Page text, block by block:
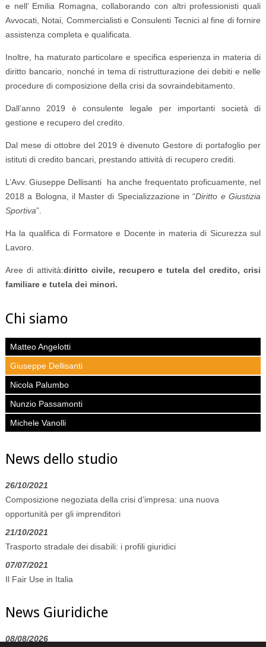
e nell’ Emilia Romagna, collaborando con altri professionisti quali
Avvocati, Notai, Commercialisti e Consulenti Tecnici al fine di fornire
assistenza completa e qualificata.
Inoltre, ha maturato particolare e specifica esperienza in materia di
diritto bancario, nonché in tema di ristrutturazione dei debiti e nelle
procedure di composizione della crisi da sovraindebitamento.
Dall’anno 2019 è consulente legale per importanti società di
gestione e recupero del credito.
Dal mese di ottobre del 2019 è divenuto Gestore di portafoglio per
istituti di credito bancari, prestando attività di recupero crediti.
L’Avv. Giuseppe Dellisanti ha anche frequentato proficuamente, nel
2018 a Bologna, il Master di Specializzazione in “Diritto e Giustizia
Sportiva”.
Ha la qualifica di Formatore e Docente in materia di Sicurezza sul
Lavoro.
Aree di attività:diritto civile, recupero e tutela del credito, crisi
familiare e tutela dei minori.
Chi siamo
Matteo Angelotti
Giuseppe Dellisanti
Nicola Palumbo
Nunzio Passamonti
Michele Vanolli
News dello studio
26/10/2021
Composizione negoziata della crisi d’impresa: una nuova
opportunità per gli imprenditori
21/10/2021
Trasporto stradale dei disabili: i profili giuridici
07/07/2021
Il Fair Use in Italia
News Giuridiche
08/08/2026